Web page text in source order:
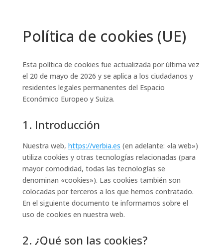
Política de cookies (UE)
Esta política de cookies fue actualizada por última vez
el 20 de mayo de 2026 y se aplica a los ciudadanos y
residentes legales permanentes del Espacio
Económico Europeo y Suiza.
1. Introducción
Nuestra web, https://verbia.es (en adelante: «la web»)
utiliza cookies y otras tecnologías relacionadas (para
mayor comodidad, todas las tecnologías se
denominan «cookies»). Las cookies también son
colocadas por terceros a los que hemos contratado.
En el siguiente documento te informamos sobre el
uso de cookies en nuestra web.
2. ¿Qué son las cookies?